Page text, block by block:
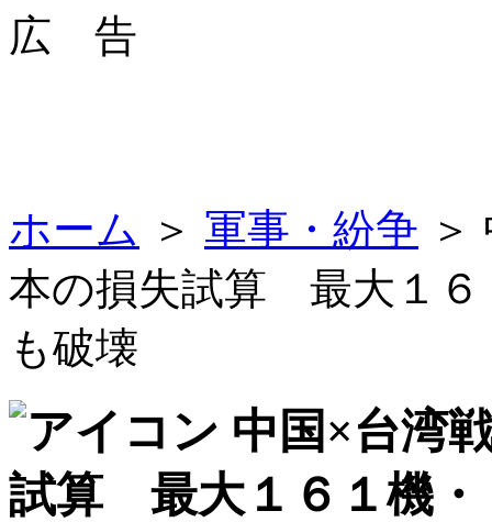
広 告
ホーム ＞ 軍事・紛争
本の損失試算 最大１
も破壊
中国×台湾
試算 最大１６１機